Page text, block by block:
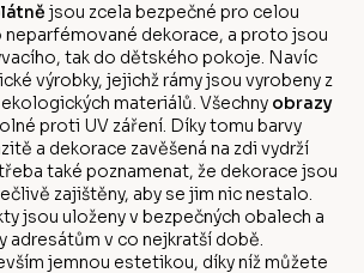
jsou zcela bezpečné pro celou
neparfémované dekorace, a proto jsou
tak do dětského pokoje. Navíc
výrobky, jejichž rámy jsou vyrobeny z
materiálů. Všechny obrazy
proti UV záření. Díky tomu barvy
a dekorace zavěšená na zdi vydrží
také poznamenat, že dekorace jsou
zajištěny, aby se jim nic nestalo.
jsou uloženy v bezpečných obalech a
adresátům v co nejkratší době.
jemnou estetikou, díky níž můžete